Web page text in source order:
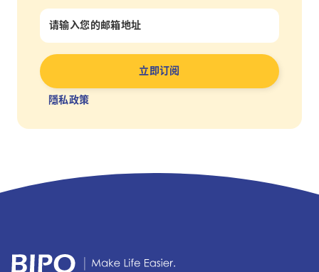
隱私政策